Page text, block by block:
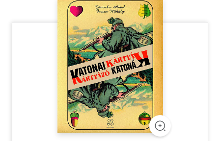
Szótár, nyelvkönyv
Tankönyv, segédkönyv
Társadalomtudomány